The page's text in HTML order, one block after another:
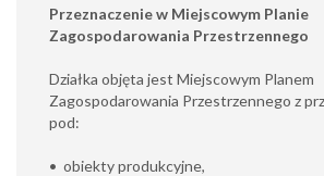
Przeznaczenie w Miejscowym Planie
Zagospodarowania Przestrzennego
Działka objęta jest Miejscowym Planem
Zagospodarowania Przestrzennego z
pod:
•⁠ ⁠obiekty produkcyjne,